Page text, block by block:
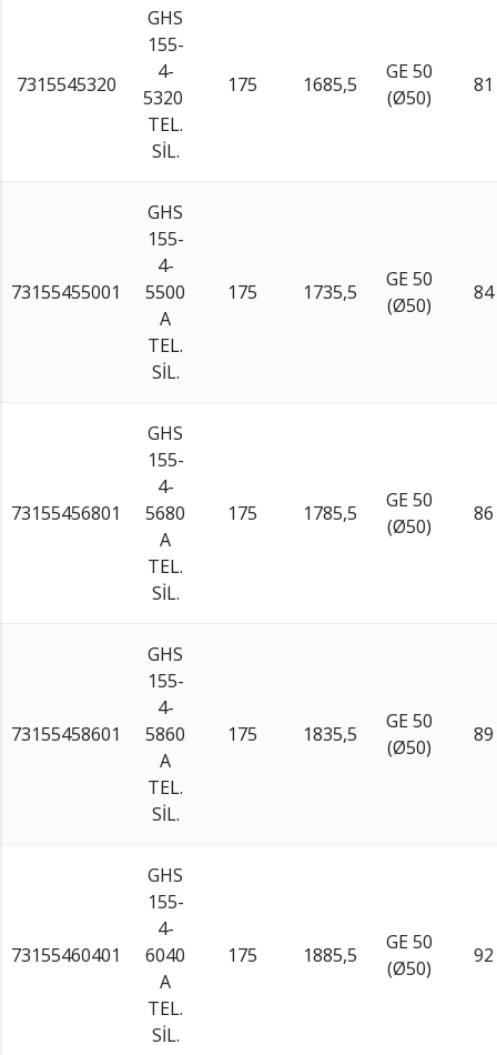
7315545320
GHS
155-
4-
5320
TEL.
SİL.
175 1685,5
GE 50
(Ø50)
81
73155455001
GHS
155-
4-
5500
A
TEL.
SİL.
175 1735,5
GE 50
(Ø50)
84
73155456801
GHS
155-
4-
5680
A
TEL.
SİL.
175 1785,5
GE 50
(Ø50)
86
73155458601
GHS
155-
4-
5860
A
TEL.
SİL.
175 1835,5
GE 50
(Ø50)
89
73155460401
GHS
155-
4-
6040
A
TEL.
SİL.
175 1885,5
GE 50
(Ø50)
92